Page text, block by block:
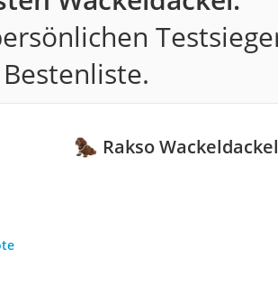
Bestenliste.
Rakso Wackeldackel